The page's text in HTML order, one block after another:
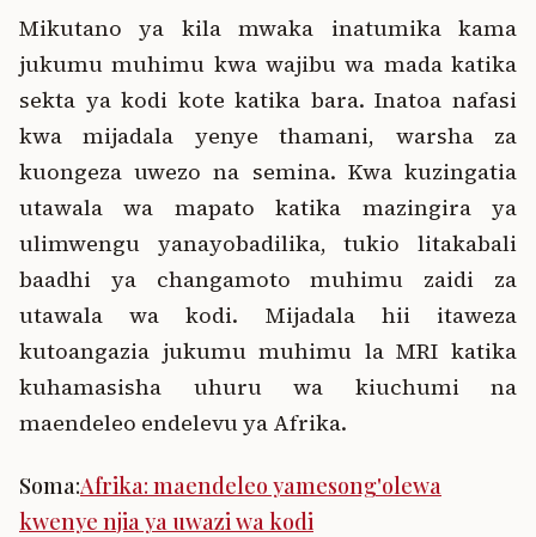
Mikutano ya kila mwaka inatumika kama
jukumu muhimu kwa wajibu wa mada katika
sekta ya kodi kote katika bara. Inatoa nafasi
kwa mijadala yenye thamani, warsha za
kuongeza uwezo na semina. Kwa kuzingatia
utawala wa mapato katika mazingira ya
ulimwengu yanayobadilika, tukio litakabali
baadhi ya changamoto muhimu zaidi za
utawala wa kodi. Mijadala hii itaweza
kutoangazia jukumu muhimu la MRI katika
kuhamasisha uhuru wa kiuchumi na
maendeleo endelevu ya Afrika.
Soma:Afrika: maendeleo yamesong'olewa
kwenye njia ya uwazi wa kodi